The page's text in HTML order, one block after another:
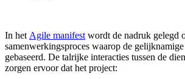
In het Agile manifest wordt de nadruk gelegd
samenwerkingsproces waarop de
gebaseerd. De talrijke interacties tussen de
zorgen ervoor dat het project: